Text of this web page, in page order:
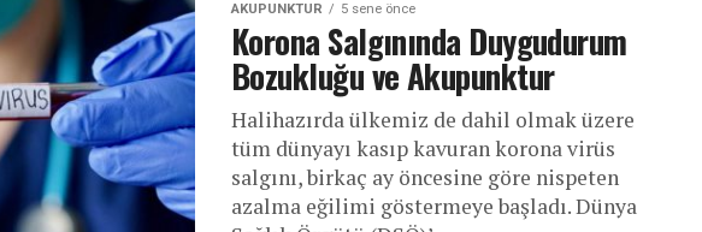
AKUPUNKTUR 5 sene önce
Korona Salgınında Duygudurum
Bozukluğu ve Akupunktur
Halihazırda ülkemiz de dahil olmak üzere
tüm dünyayı kasıp kavuran korona virüs
salgını, birkaç ay öncesine göre nispeten
azalma eğilimi göstermeye başladı. Dünya